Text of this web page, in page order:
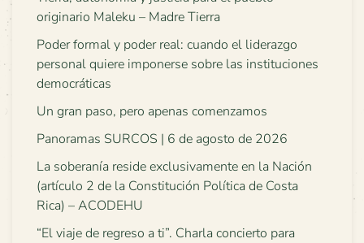
originario Maleku – Madre Tierra
Poder formal y poder real: cuando el liderazgo
personal quiere imponerse sobre las instituciones
democráticas
Un gran paso, pero apenas comenzamos
Panoramas SURCOS | 6 de agosto de 2026
La soberanía reside exclusivamente en la Nación
(artículo 2 de la Constitución Política de Costa
Rica) – ACODEHU
“El viaje de regreso a ti”. Charla concierto para